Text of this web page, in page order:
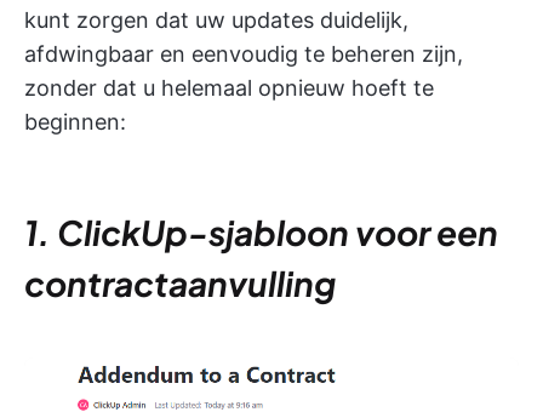
kunt zorgen dat uw updates duidelijk,
afdwingbaar en eenvoudig te beheren zijn,
zonder dat u helemaal opnieuw hoeft te
beginnen:
1. ClickUp-sjabloon voor een
contractaanvulling